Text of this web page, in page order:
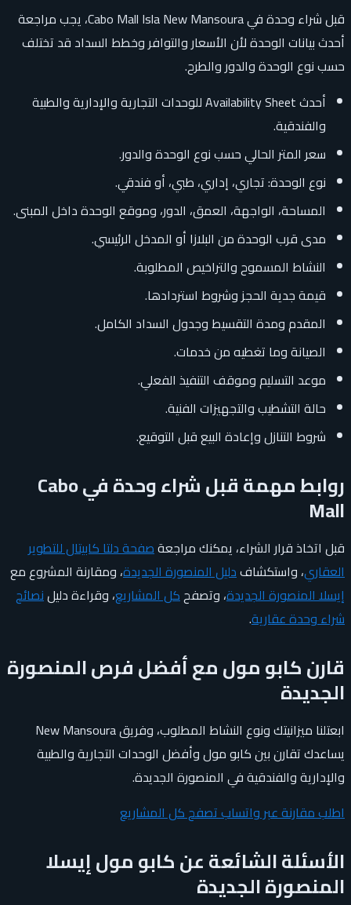
قبل شراء وحدة في Cabo Mall Isla New Mansoura، يجب مراجعة
أحدث بيانات الوحدة لأن الأسعار والتوافر وخطط السداد قد تختلف
حسب نوع الوحدة والدور والطرح.
أحدث Availability Sheet للوحدات التجارية والإدارية والطبية
والفندقية.
سعر المتر الحالي حسب نوع الوحدة والدور.
نوع الوحدة: تجاري، إداري، طبي، أو فندقي.
المساحة، الواجهة، العمق، الدور، وموقع الوحدة داخل المبنى.
مدى قرب الوحدة من البلازا أو المدخل الرئيسي.
النشاط المسموح والتراخيص المطلوبة.
قيمة جدية الحجز وشروط استردادها.
المقدم ومدة التقسيط وجدول السداد الكامل.
الصيانة وما تغطيه من خدمات.
موعد التسليم وموقف التنفيذ الفعلي.
حالة التشطيب والتجهيزات الفنية.
شروط التنازل وإعادة البيع قبل التوقيع.
روابط مهمة قبل شراء وحدة في Cabo
Mall
قبل اتخاذ قرار الشراء، يمكنك مراجعةصفحة دلتا كابيتال للتطوير
العقاري، واستكشافدليل المنصورة الجديدة، ومقارنة المشروع مع
إيسلا المنصورة الجديدة، وتصفحكل المشاريع، وقراءة دليلنصائح
شراء وحدة عقارية.
قارن كابو مول مع أفضل فرص المنصورة
الجديدة
ابعتلنا ميزانيتك ونوع النشاط المطلوب، وفريق New Mansoura
يساعدك تقارن بين كابو مول وأفضل الوحدات التجارية والطبية
والإدارية والفندقية في المنصورة الجديدة.
اطلب مقارنة عبر واتسابتصفح كل المشاريع
الأسئلة الشائعة عن كابو مول إيسلا
المنصورة الجديدة